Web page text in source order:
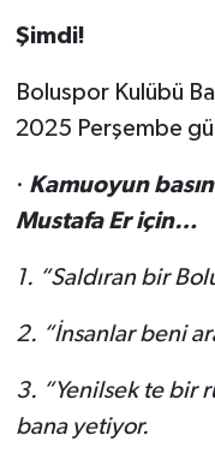
Şimdi!
Boluspor Kulübü
2025 Perşembe
· Kamuoyun
Mustafa Er için…
1. “Saldıran bir
2. “İnsanlar beni
3. “Yenilsek te bir
bana yetiyor.